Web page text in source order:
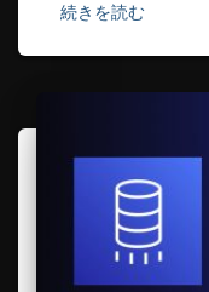
続きを読む